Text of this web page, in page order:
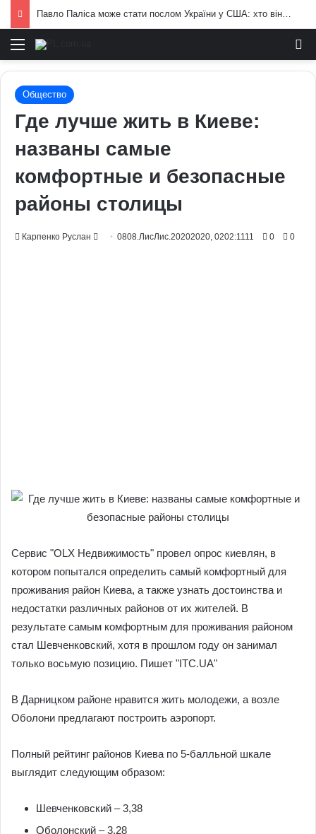
Від яких продуктів страждає серцево-судинна система: попередження лікарів
Меню
Общество
Где лучше жить в Киеве:
названы самые
комфортные и безопасные
районы столицы
Карпенко Руслан
Send0808.ЛисЛис.20202020, 0202:1111 0 0
Сервис "OLX Недвижимость" провел опрос киевлян, в
котором попытался определить самый комфортный для
проживания район Киева, а также узнать достоинства и
недостатки различных районов от их жителей. В
результате самым комфортным для проживания районом
стал Шевченковский, хотя в прошлом году он занимал
только восьмую позицию. Пишет "ITC.UA"
В Дарницком районе нравится жить молодежи, а возле
Оболони предлагают построить аэропорт.
Полный рейтинг районов Киева по 5-балльной шкале
выглядит следующим образом:
Шевченковский – 3,38
Оболонский – 3,28